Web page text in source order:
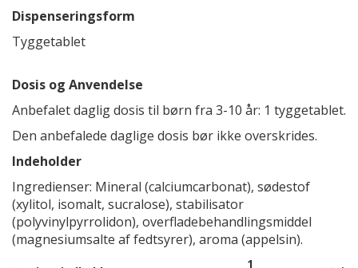
Dispenseringsform
Tyggetablet
Dosis og Anvendelse
Anbefalet daglig dosis til børn fra 3-10 år: 1 tyggetablet.
Den anbefalede daglige dosis bør ikke overskrides.
Indeholder
Ingredienser: Mineral (calciumcarbonat), sødestof
(xylitol, isomalt, sucralose), stabilisator
(polyvinylpyrrolidon), overfladebehandlingsmiddel
(magnesiumsalte af fedtsyrer), aroma (appelsin).
1